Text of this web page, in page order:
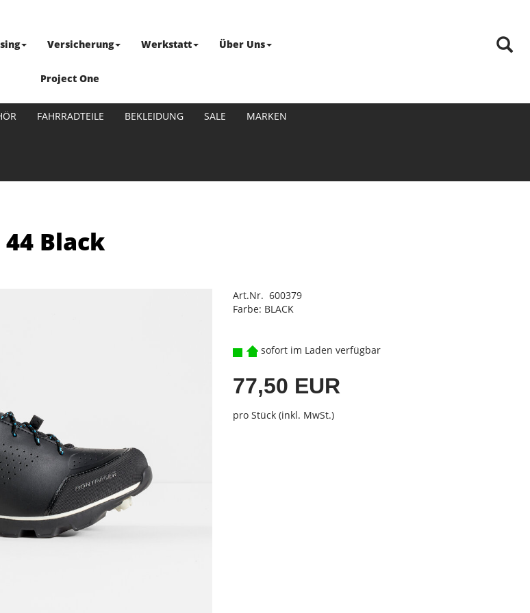
Versicherung Werkstatt Über Uns
Project One
FAHRRADTEILE BEKLEIDUNG SALE MARKEN
Black
Art.Nr. 600379
Farbe: BLACK
sofort im Laden verfügbar
77,50 EUR
pro Stück (inkl. MwSt.)